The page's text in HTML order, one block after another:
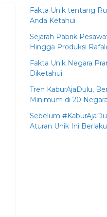
Fakta Unik tentang
Anda Ketahui
Sejarah Pabrik
Hingga Produksi
Fakta Unik Negara
Diketahui
Tren KaburAjaDulu,
Minimum di 20
Sebelum
Aturan Unik Ini